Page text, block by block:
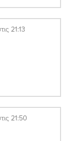
21:13
21:50